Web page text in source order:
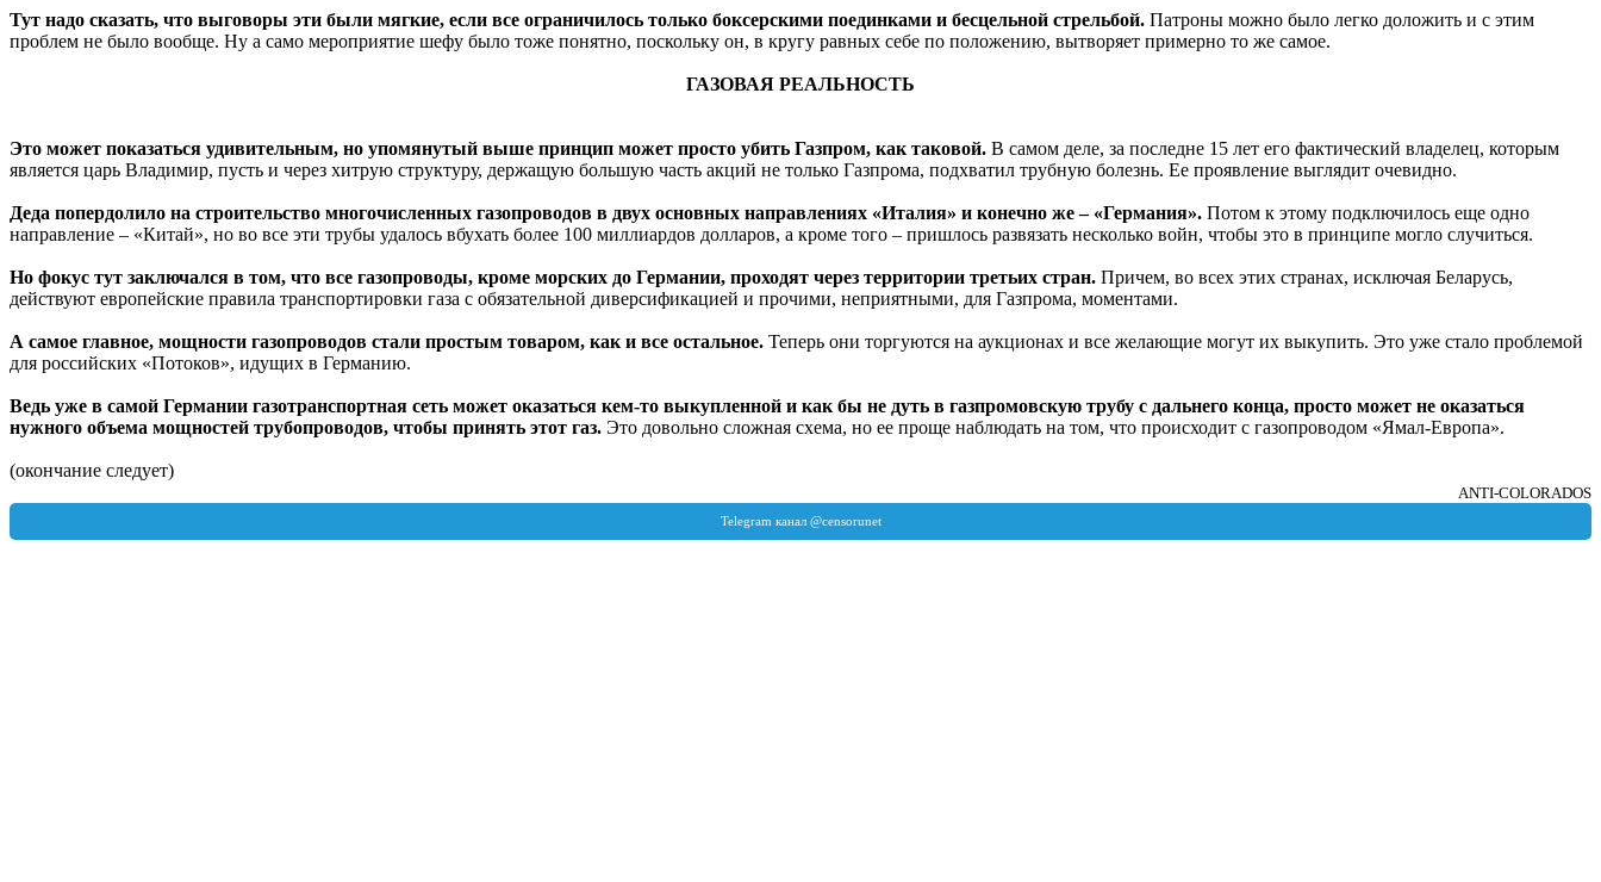
Тут надо сказать, что выговоры эти были мягкие, если все ограничилось только боксерскими поединками и бесцельной стрельбой. Патроны можно было легко доложить и с этим
проблем не было вообще. Ну а само мероприятие шефу было тоже понятно, поскольку он, в кругу равных себе по положению, вытворяет примерно то же самое.
ГАЗОВАЯ РЕАЛЬНОСТЬ
Это может показаться удивительным, но упомянутый выше принцип может просто убить Газпром, как таковой. В самом деле, за последне 15 лет его фактический владелец, которым
является царь Владимир, пусть и через хитрую структуру, держащую большую часть акций не только Газпрома, подхватил трубную болезнь. Ее проявление выглядит очевидно.
Деда попердолило на строительство многочисленных газопроводов в двух основных направлениях «Италия» и конечно же – «Германия». Потом к этому подключилось еще одно
направление – «Китай», но во все эти трубы удалось вбухать более 100 миллиардов долларов, а кроме того – пришлось развязать несколько войн, чтобы это в принципе могло случиться.
Но фокус тут заключался в том, что все газопроводы, кроме морских до Германии, проходят через территории третьих стран. Причем, во всех этих странах, исключая Беларусь,
действуют европейские правила транспортировки газа с обязательной диверсификацией и прочими, неприятными, для Газпрома, моментами.
А самое главное, мощности газопроводов стали простым товаром, как и все остальное. Теперь они торгуются на аукционах и все желающие могут их выкупить. Это уже стало проблемой
для российских «Потоков», идущих в Германию.
Ведь уже в самой Германии газотранспортная сеть может оказаться кем-то выкупленной и как бы не дуть в газпромовскую трубу с дальнего конца, просто может не оказаться
нужного объема мощностей трубопроводов, чтобы принять этот газ. Это довольно сложная схема, но ее проще наблюдать на том, что происходит с газопроводом «Ямал-Европа».
(окончание следует)
ANTI-COLORADOS